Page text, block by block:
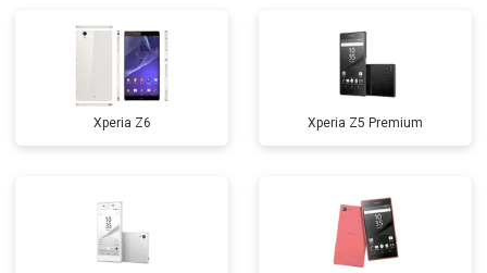
Xperia Z6 Xperia Z5 Premium